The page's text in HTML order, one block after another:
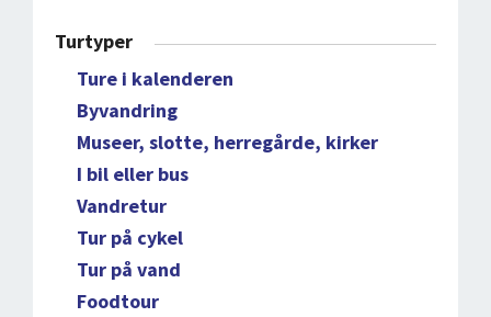
Turtyper
Ture i kalenderen
Byvandring
Museer, slotte, herregårde, kirker
I bil eller bus
Vandretur
Tur på cykel
Tur på vand
Foodtour